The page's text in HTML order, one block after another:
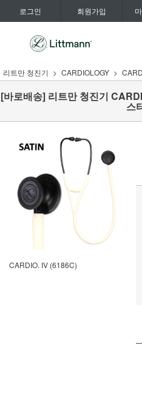
로그인 회원가입
리트만 청진기 CARDIOLOGY
[바로배송] 리트만 청진기
스
CARDIO. IV (6186C)